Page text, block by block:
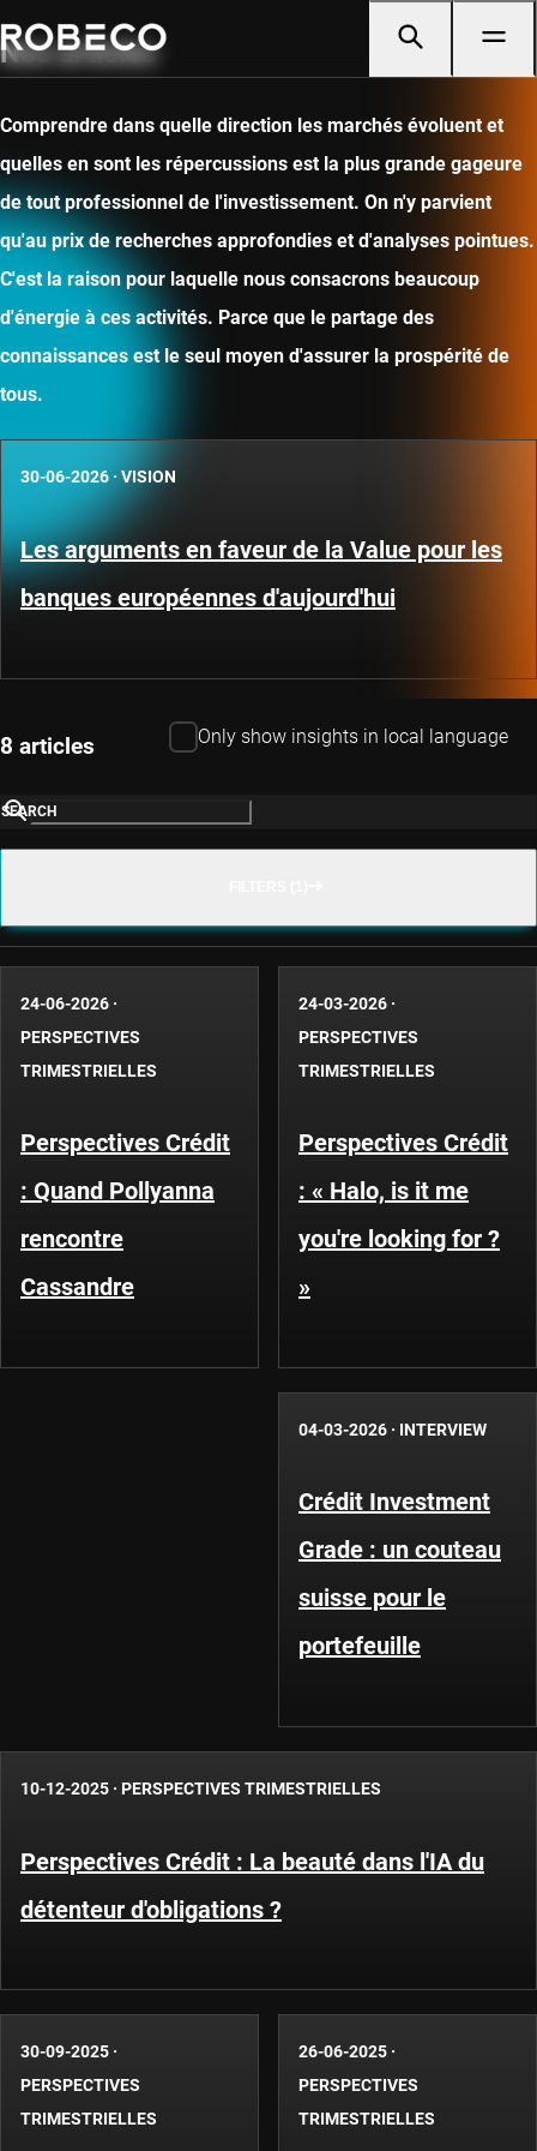
Nos articles
Comprendre dans quelle direction les marchés évoluent et
quelles en sont les répercussions est la plus grande gageure
de tout professionnel de l'investissement. On n'y parvient
qu'au prix de recherches approfondies et d'analyses pointues.
C'est la raison pour laquelle nous consacrons beaucoup
d'énergie à ces activités. Parce que le partage des
connaissances est le seul moyen d'assurer la prospérité de
tous.
30-06-2026 · VISION
Les arguments en faveur de la Value pour les
banques européennes d'aujourd'hui
8 articles Only show insights in local language
SEARCH
24-06-2026 ·
PERSPECTIVES
TRIMESTRIELLES
Perspectives Crédit
: Quand Pollyanna
rencontre
Cassandre
24-03-2026 ·
PERSPECTIVES
TRIMESTRIELLES
Perspectives Crédit
: « Halo, is it me
you're looking for ?
»
04-03-2026 · INTERVIEW
Crédit Investment
Grade : un couteau
suisse pour le
portefeuille
10-12-2025 · PERSPECTIVES TRIMESTRIELLES
Perspectives Crédit : La beauté dans l'IA du
détenteur d'obligations ?
30-09-2025 ·
PERSPECTIVES
TRIMESTRIELLES
26-06-2025 ·
PERSPECTIVES
TRIMESTRIELLES